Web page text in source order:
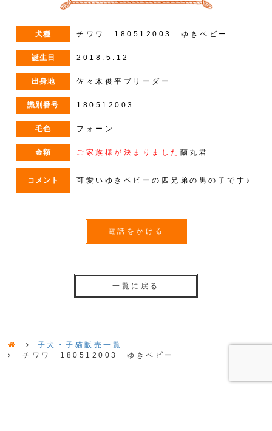
犬種 チワワ 180512003 ゆきベビー
誕生日 2018.5.12
出身地 佐々木俊平ブリーダー
識別番号 180512003
毛色 フォーン
金額 ご家族様が決まりました 蘭丸君
コメント 可愛いゆきベビーの四兄弟の男の子です♪
電話をかける
一覧に戻る
子犬・子猫販売一覧
チワワ 180512003 ゆきベビー